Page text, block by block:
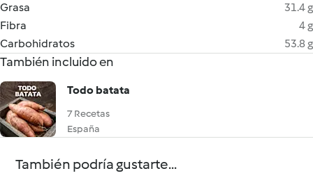
Grasa
31.4 g
Fibra
4 g
Carbohidratos
53.8 g
También incluido en
Todo batata
7 Recetas
España
También podría gustarte...